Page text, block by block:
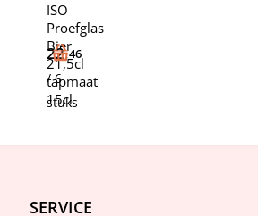
ISO
Proefglas
Bier
21,5cl
tapmaat
15cl
22,46
/ 6
stuks
SERVICE